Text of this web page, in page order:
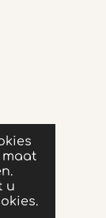
maat
u